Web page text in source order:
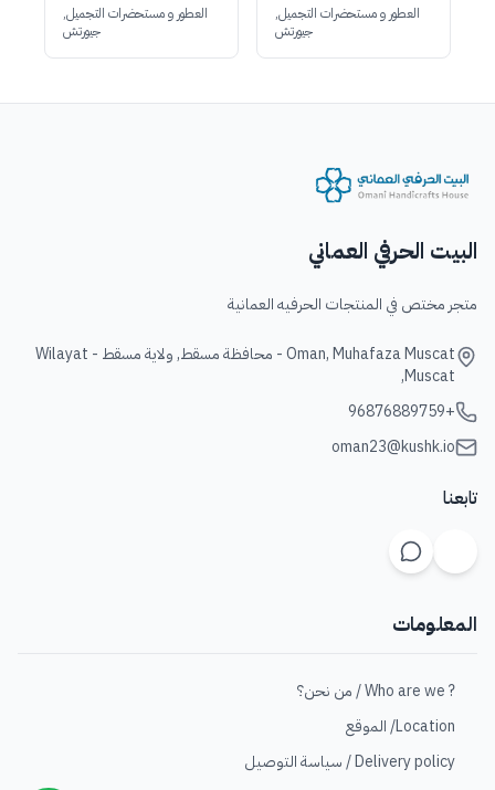
العطور و مستحضرات التجميل,
جيورتش
العطور و مستحضرات التجميل,
جيورتش
البيت الحرفي العماني
متجر مختص في المنتجات الحرفيه العمانية
Oman, Muhafaza Muscat - محافظة مسقط, ولاية مسقط - Wilayat
Muscat,
+96876889759
oman23@kushk.io
تابعنا
المعلومات
? Who are we / من نحن؟
Location/ الموقع
Delivery policy / سياسة التوصيل